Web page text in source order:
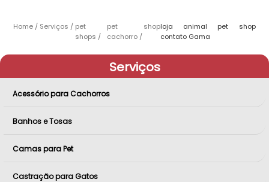
Home Serviços
pet
shops
pet shop
cachorro
loja animal pet shop
contato Gama
Serviços
Acessório para Cachorros
Banhos e Tosas
Camas para Pet
Castração para Gatos